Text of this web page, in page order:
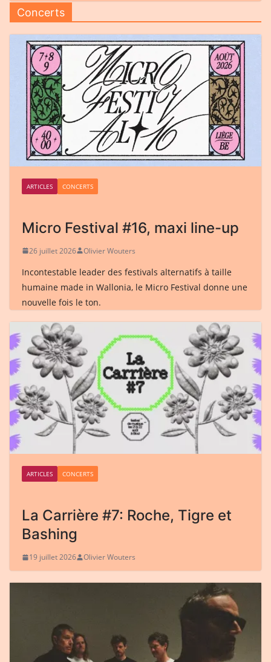
Concerts
ARTICLES CONCERTS
Micro Festival #16, maxi line-up
26 juillet 2026 Olivier Wouters
Incontestable leader des festivals alternatifs à taille
humaine made in Wallonia, le Micro Festival donne une
nouvelle fois le ton.
ARTICLES CONCERTS
La Carrière #7: Roche, Tigre et
Bashing
19 juillet 2026 Olivier Wouters